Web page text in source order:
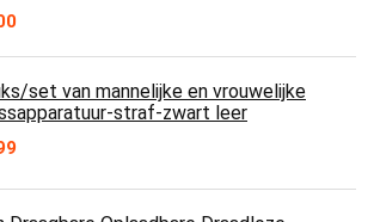
set van mannelijke en vrouwelijke
straf-zwart leer